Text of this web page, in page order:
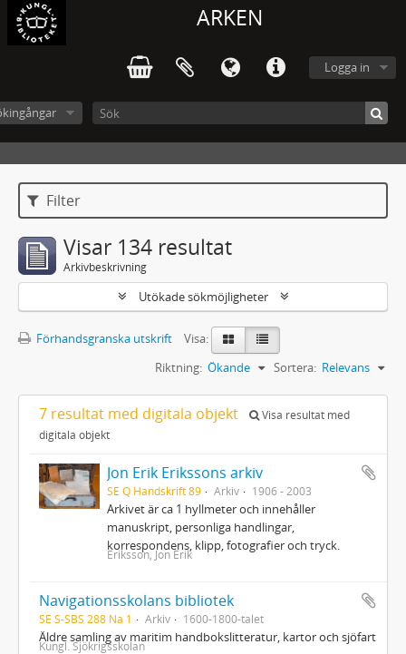
ARKEN
Logga in
Filter
Visar 134 resultat
Arkivbeskrivning
Utökade sökmöjligheter
Förhandsgranska utskrift
Visa:
Sortera: Relevans
Riktning: Ökande
7 resultat med digitala objekt
Visa resultat med
digitala objekt
Jon Erik Erikssons arkiv
SE Q Handskrift 89 Arkiv 1906 - 2003
Arkivet är ca 1 hyllmeter och innehåller
manuskript, personliga handlingar,
korrespondens, klipp, fotografier och tryck.
Eriksson, Jon Erik
Navigationsskolans bibliotek
SE S-SBS 288 Na 1 Arkiv 1600-1800-talet
Äldre samling av maritim handbokslitteratur, kartor och sjöfart
Kungl. Sjökrigsskolan